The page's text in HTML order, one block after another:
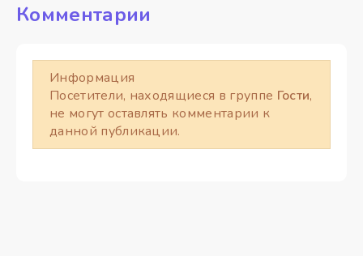
Комментарии
Информация
Посетители, находящиеся в группе Гости,
не могут оставлять комментарии к
данной публикации.